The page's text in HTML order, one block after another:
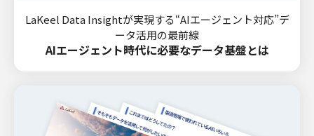
LaKeel Data Insightが実現する“AIエージェント対応”デ
ータ活用の最前線
AIエージェント時代に必要なデータ基盤とは